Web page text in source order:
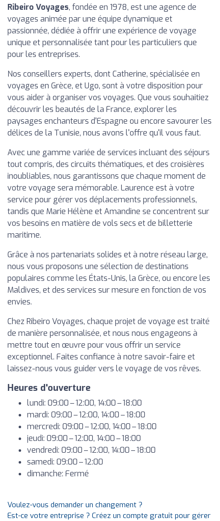
Ribeiro Voyages, fondée en 1978, est une agence de
voyages animée par une équipe dynamique et
passionnée, dédiée à offrir une expérience de voyage
unique et personnalisée tant pour les particuliers que
pour les entreprises.
Nos conseillers experts, dont Catherine, spécialisée en
voyages en Grèce, et Ugo, sont à votre disposition pour
vous aider à organiser vos voyages. Que vous souhaitiez
découvrir les beautés de la France, explorer les
paysages enchanteurs d'Espagne ou encore savourer les
délices de la Tunisie, nous avons l'offre qu'il vous faut.
Avec une gamme variée de services incluant des séjours
tout compris, des circuits thématiques, et des croisières
inoubliables, nous garantissons que chaque moment de
votre voyage sera mémorable. Laurence est à votre
service pour gérer vos déplacements professionnels,
tandis que Marie Hélène et Amandine se concentrent sur
vos besoins en matière de vols secs et de billetterie
maritime.
Grâce à nos partenariats solides et à notre réseau large,
nous vous proposons une sélection de destinations
populaires comme les États-Unis, la Grèce, ou encore les
Maldives, et des services sur mesure en fonction de vos
envies.
Chez Ribeiro Voyages, chaque projet de voyage est traité
de manière personnalisée, et nous nous engageons à
mettre tout en œuvre pour vous offrir un service
exceptionnel. Faites confiance à notre savoir-faire et
laissez-nous vous guider vers le voyage de vos rêves.
Heures d'ouverture
lundi: 09:00 – 12:00, 14:00 – 18:00
mardi: 09:00 – 12:00, 14:00 – 18:00
mercredi: 09:00 – 12:00, 14:00 – 18:00
jeudi: 09:00 – 12:00, 14:00 – 18:00
vendredi: 09:00 – 12:00, 14:00 – 18:00
samedi: 09:00 – 12:00
dimanche: Fermé
Voulez-vous demander un changement ?
Est-ce votre entreprise ? Créez un compte gratuit pour gérer